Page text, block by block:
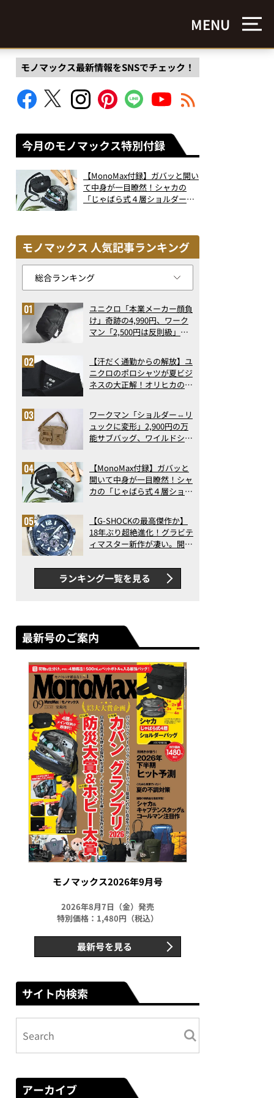
MENU
モノマックス最新情報をSNSでチェック！
今月のモノマックス特別付録
【MonoMax付録】ガバッと開い
て中身が一目瞭然！シャカの
「じゃばら式４層ショルダーバ
モノマックス 人気記事ランキング
ユニクロ「本業メーカー顔負
け」奇跡の4,990円、ワーク
マン「2,500円は反則級」凄
ト3】（2026年6月版）
【汗だく通勤からの解放】ユ
ニクロのポロシャツが夏ビジ
ネスの大正解！オリヒカの透
アの実力
ワークマン「ショルダー⇔リ
ュックに変形」2,900円の万
能サブバッグ、ワイルドシン
記事ランキングベスト3】
（2026年6月版）
【MonoMax付録】ガバッと
開いて中身が一目瞭然！シャ
カの「じゃばら式４層ショル
った！
【G-SHOCKの最高傑作か】
18年ぶり超絶進化！グラビテ
ィマスター新作が凄い。開発
新ムーブメントの衝撃
ランキング一覧を見る
最新号のご案内
モノマックス2026年9月号
2026年8月7日（金）発売
特別価格：1,480円（税込）
最新号を見る
サイト内検索
アーカイブ